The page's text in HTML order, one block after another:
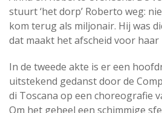
stuurt ‘het dorp’ Roberto weg:
kom terug als miljonair. Hij was
dat maakt het afscheid voor
In de tweede akte is er een
uitstekend gedanst door de
di Toscana op een choreografie
Om het geheel een schimmige